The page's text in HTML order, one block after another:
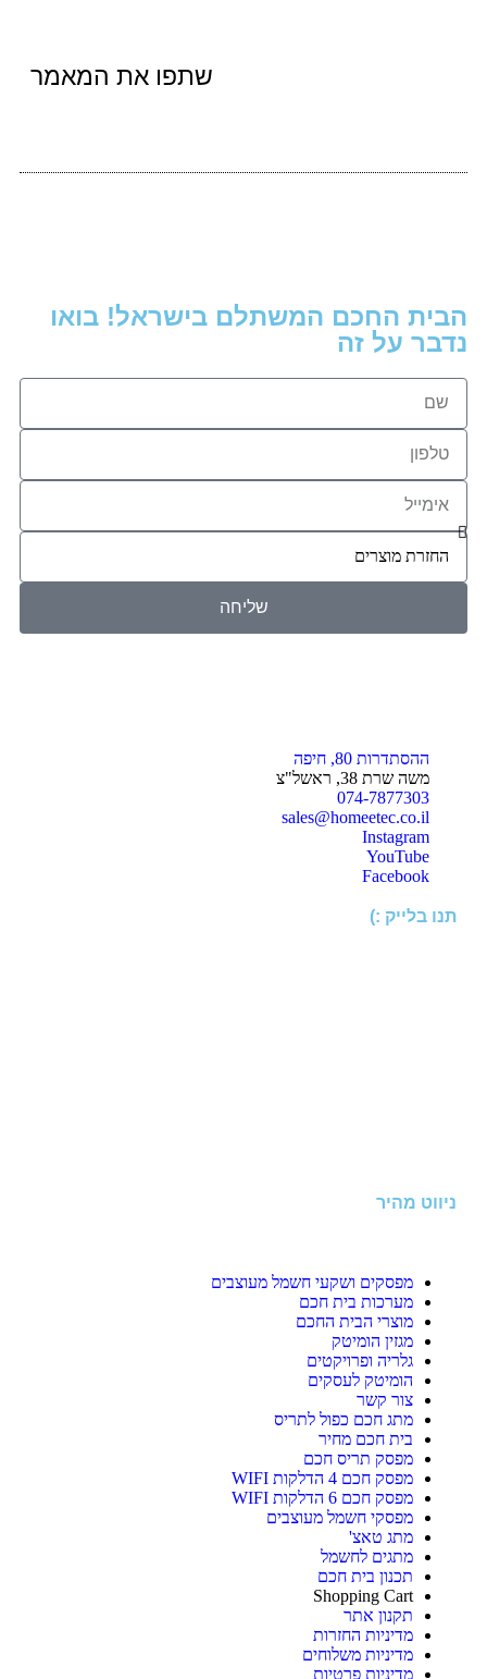
שתפו את המאמר
הבית החכם המשתלם בישראל! בואו
נדבר על זה
שליחה
ההסתדרות 80, חיפה
משה שרת 38, ראשל"צ
074-7877303
sales@homeetec.co.il
Instagram
YouTube
Facebook
תנו בלייק :)
ניווט מהיר
מפסקים ושקעי חשמל מעוצבים
מערכות בית חכם
מוצרי הבית החכם
מגזין הומיטק
גלריה ופרויקטים
הומיטק לעסקים
צור קשר
מתג חכם כפול לתריס
בית חכם מחיר
מפסק תריס חכם
מפסק חכם 4 הדלקות WIFI
מפסק חכם 6 הדלקות WIFI
מפסקי חשמל מעוצבים
מתג טאצ'
מתגים לחשמל
תכנון בית חכם
Shopping Cart
תקנון אתר
מדיניות החזרות
מדיניות משלוחים
מדיניות פרטיות